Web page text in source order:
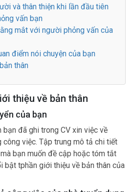
và thân thiện khi lần đầu tiên
vấn bạn
mắt với người phỏng vấn của
điểm nói chuyện của bạn
thân
thiệu về bản thân
của bạn
đã ghi trong CV xin việc về
công việc. Tập trung mô tả chi tiết
bạn muốn đề cập hoặc tóm tắt
bật tphần giới thiệu về bản thân của